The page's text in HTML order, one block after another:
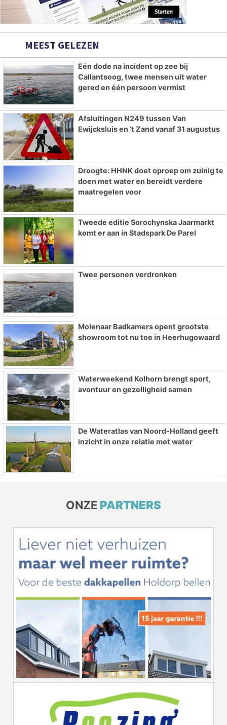
MEEST GELEZEN
Eén dode na incident op zee bij
Callantsoog, twee mensen uit water
gered en één persoon vermist
Afsluitingen N249 tussen Van
Ewijcksluis en ’t Zand vanaf 31 augustus
Droogte: HHNK doet oproep om zuinig te
doen met water en bereidt verdere
maatregelen voor
Tweede editie Sorochynska Jaarmarkt
komt er aan in Stadspark De Parel
Twee personen verdronken
Molenaar Badkamers opent grootste
showroom tot nu toe in Heerhugowaard
Waterweekend Kolhorn brengt sport,
avontuur en gezelligheid samen
De Wateratlas van Noord-Holland geeft
inzicht in onze relatie met water
ONZE PARTNERS